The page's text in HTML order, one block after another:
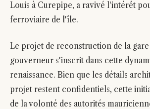
Louis à Curepipe, a ravivé l'intérêt
ferroviaire de l'île.
Le projet de reconstruction de la
gouverneur s'inscrit dans cette
renaissance. Bien que les détails
projet restent confidentiels, cette
de la volonté des autorités